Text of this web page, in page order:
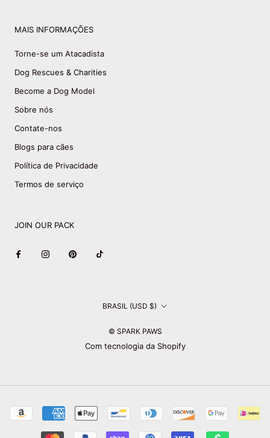
MAIS INFORMAÇÕES
Torne-se um Atacadista
Dog Rescues & Charities
Become a Dog Model
Sobre nós
Contate-nos
Blogs para cães
Política de Privacidade
Termos de serviço
JOIN OUR PACK
País/região BRASIL (USD $)
© SPARK PAWS
Com tecnologia da Shopify